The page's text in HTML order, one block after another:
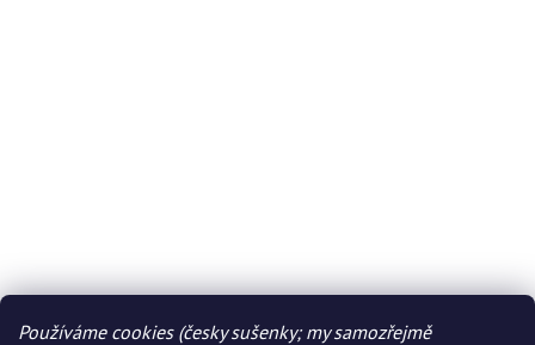
Používáme cookies (česky sušenky; my samozřejmě